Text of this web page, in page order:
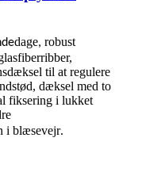
dage, robust
til at regulere
dæksel med to
fiksering i lukket
i blæsevejr.